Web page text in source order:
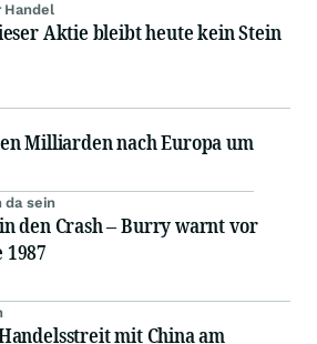
Handel
Aktie bleibt heute kein Stein
Milliarden nach Europa um
da sein
den Crash – Burry warnt vor
mit China am